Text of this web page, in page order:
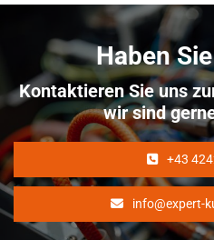
Haben
Kontaktieren Sie uns
wir sind
+43
info@expert-